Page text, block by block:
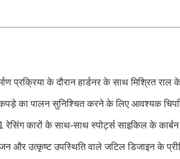
प्रक्रिया के दौरान हार्डनर के साथ मिश्रित
का पालन सुनिश्चित करने के लिए आवश्यक
रेसिंग कारों के साथ-साथ स्पोर्ट्स साइकिल के
और उत्कृष्ट उपस्थिति वाले जटिल डिजाइन के